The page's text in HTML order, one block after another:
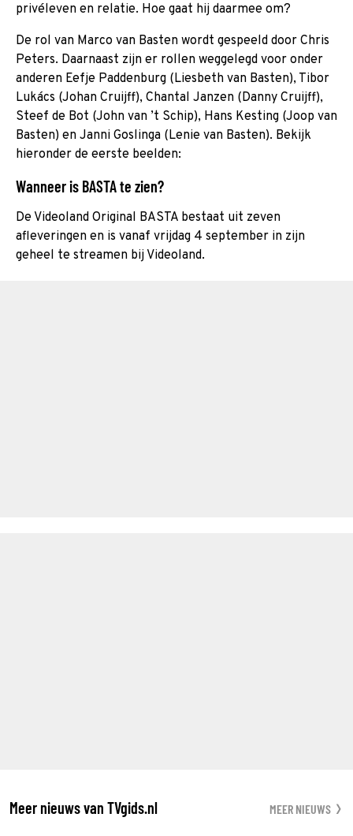
privéleven en relatie. Hoe gaat hij daarmee om?
De rol van Marco van Basten wordt gespeeld door Chris
Peters. Daarnaast zijn er rollen weggelegd voor onder
anderen Eefje Paddenburg (Liesbeth van Basten), Tibor
Lukács (Johan Cruijff), Chantal Janzen (Danny Cruijff),
Steef de Bot (John van ’t Schip), Hans Kesting (Joop van
Basten) en Janni Goslinga (Lenie van Basten). Bekijk
hieronder de eerste beelden:
Wanneer is BASTA te zien?
De Videoland Original BASTA bestaat uit zeven
afleveringen en is vanaf vrijdag 4 september in zijn
geheel te streamen bij Videoland.
Meer nieuws van TVgids.nl MEER NIEUWS